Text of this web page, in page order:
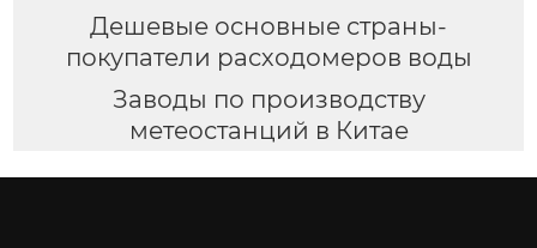
Дешевые основные страны-
покупатели расходомеров воды
Заводы по производству
метеостанций в Китае